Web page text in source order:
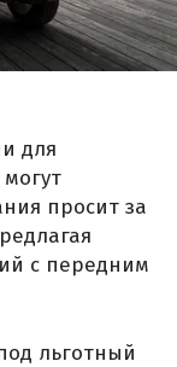
для
просит за
с передним
льготный